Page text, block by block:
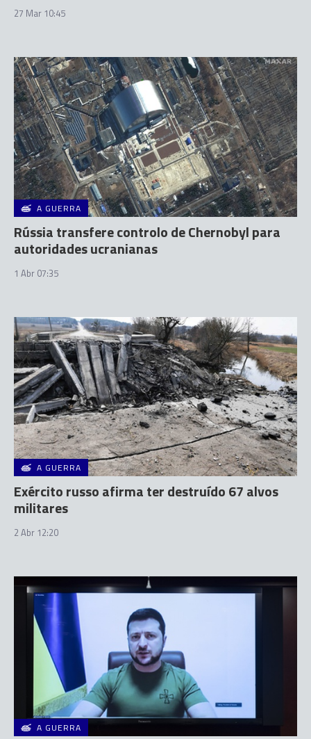
27 Mar 10:45
A GUERRA
Rússia transfere controlo de Chernobyl para
autoridades ucranianas
1 Abr 07:35
A GUERRA
Exército russo afirma ter destruído 67 alvos
militares
2 Abr 12:20
A GUERRA